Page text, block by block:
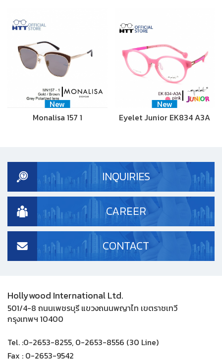
New
Monalisa 157 1
New
Eyelet Junior EK834 A3A
INQUIRIES
CAREER
CONTACT
Hollywood International Ltd.
501/4-8 ถนนเพชรบุรี แขวงถนนพญาไท เขตราชเทวี
กรุงเทพฯ 10400
Tel. :0-2653-8255, 0-2653-8556 (30 Line)
Fax : 0-2653-9542